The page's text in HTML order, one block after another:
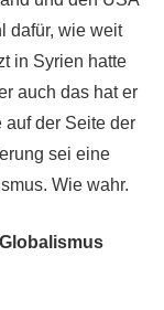
dafür, wie weit
in Syrien hatte
auch das hat er
der Seite der
sei eine
Wie wahr.